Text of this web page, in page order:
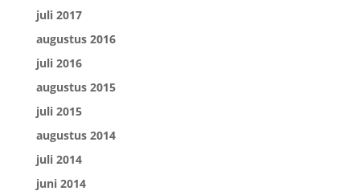
juli 2017
augustus 2016
juli 2016
augustus 2015
juli 2015
augustus 2014
juli 2014
juni 2014